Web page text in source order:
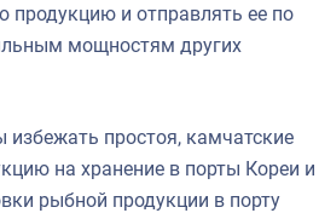
продукцию и отправлять ее по
мощностям других
простоя, камчатские
на хранение в порты Кореи и
рыбной продукции в порту